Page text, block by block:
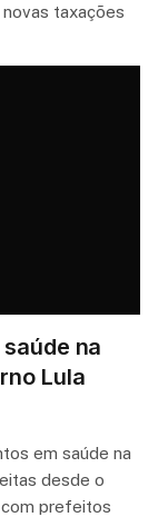
taxações
na
Lula
em saúde na
desde o
com prefeitos